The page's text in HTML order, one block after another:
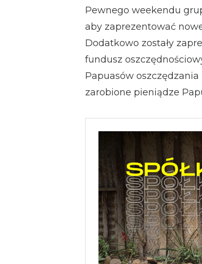
Pewnego weekendu
aby zaprezentować
Dodatkowo zostały
fundusz
Papuasów
zarobione pieniądze